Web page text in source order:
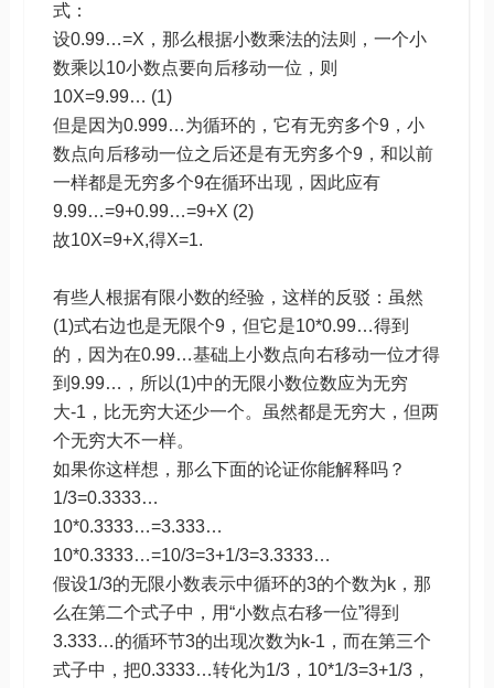
式：
设0.99…=X，那么根据小数乘法的法则，一个小
数乘以10小数点要向后移动一位，则
10X=9.99… (1)
但是因为0.999…为循环的，它有无穷多个9，小
数点向后移动一位之后还是有无穷多个9，和以前
一样都是无穷多个9在循环出现，因此应有
9.99…=9+0.99…=9+X (2)
故10X=9+X,得X=1.
有些人根据有限小数的经验，这样的反驳：虽然
(1)式右边也是无限个9，但它是10*0.99…得到
的，因为在0.99…基础上小数点向右移动一位才得
到9.99…，所以(1)中的无限小数位数应为无穷
大-1，比无穷大还少一个。虽然都是无穷大，但两
个无穷大不一样。
如果你这样想，那么下面的论证你能解释吗？
1/3=0.3333…
10*0.3333…=3.333…
10*0.3333…=10/3=3+1/3=3.3333…
假设1/3的无限小数表示中循环的3的个数为k，那
么在第二个式子中，用“小数点右移一位”得到
3.333…的循环节3的出现次数为k-1，而在第三个
式子中，把0.3333…转化为1/3，10*1/3=3+1/3，